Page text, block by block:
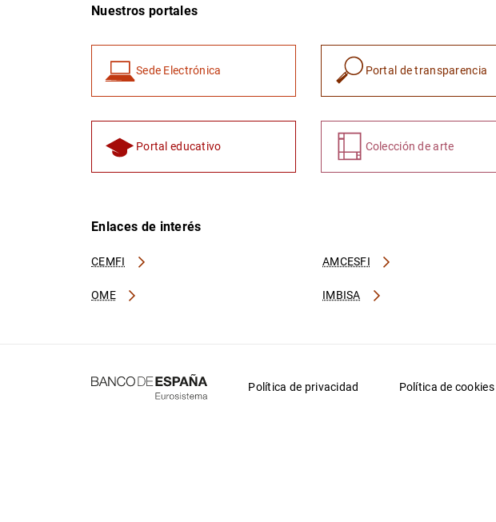
Nuestros portales
Sede Electrónica Portal de transparencia
Portal educativo Colección de arte
Enlaces de interés
CEMFI AMCESFI
OME IMBISA
Política de privacidad Política de cookies